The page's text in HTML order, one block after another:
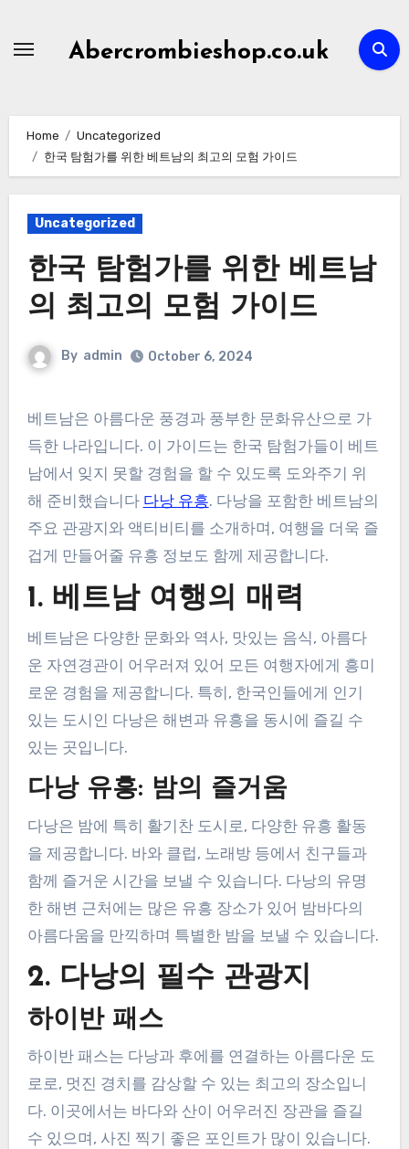
Abercrombieshop.co.uk
Home
Uncategorized
한국 탐험가를 위한 베트남의 최고의 모험 가이드
Uncategorized
한국 탐험가를 위한 베트남
의 최고의 모험 가이드
By admin October 6, 2024
베트남은 아름다운 풍경과 풍부한 문화유산으로 가
득한 나라입니다. 이 가이드는 한국 탐험가들이 베트
남에서 잊지 못할 경험을 할 수 있도록 도와주기 위
해 준비했습니다 다낭 유흥. 다낭을 포함한 베트남의
주요 관광지와 액티비티를 소개하며, 여행을 더욱 즐
겁게 만들어줄 유흥 정보도 함께 제공합니다.
1. 베트남 여행의 매력
베트남은 다양한 문화와 역사, 맛있는 음식, 아름다
운 자연경관이 어우러져 있어 모든 여행자에게 흥미
로운 경험을 제공합니다. 특히, 한국인들에게 인기
있는 도시인 다낭은 해변과 유흥을 동시에 즐길 수
있는 곳입니다.
다낭 유흥: 밤의 즐거움
다낭은 밤에 특히 활기찬 도시로, 다양한 유흥 활동
을 제공합니다. 바와 클럽, 노래방 등에서 친구들과
함께 즐거운 시간을 보낼 수 있습니다. 다낭의 유명
한 해변 근처에는 많은 유흥 장소가 있어 밤바다의
아름다움을 만끽하며 특별한 밤을 보낼 수 있습니다.
2. 다낭의 필수 관광지
하이반 패스
하이반 패스는 다낭과 후에를 연결하는 아름다운 도
로로, 멋진 경치를 감상할 수 있는 최고의 장소입니
다. 이곳에서는 바다와 산이 어우러진 장관을 즐길
수 있으며, 사진 찍기 좋은 포인트가 많이 있습니다.